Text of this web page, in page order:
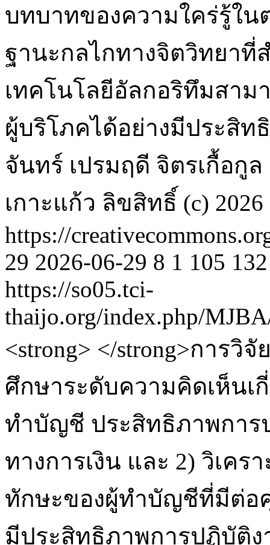
บทบาทของความใคร่รู้ใน
ฐานะกลไกทางจิตวิทยาที่
เทคโนโลยีอัลกอริทึมสาม
ผู้บริโภคได้อย่างมีประสิท
จันทร์ เปรมฤดี จิตรเกื้อกูล
เกาะแก้ว ลิขสิทธิ์ (c) 2026
https://
29 2026-06-29 8 1 105 132
https://so05.tci-
thaijo.org/index.php/
<strong> </strong>การวิ
ศึกษาระดับความคิดเห็นเ
ทำบัญชี ประสิทธิภาพกา
ทางการเงิน และ 2) วิเค
ทักษะของผู้ทำบัญชีที่มีต่อ
มีประสิทธิภาพการปฏิบัติ